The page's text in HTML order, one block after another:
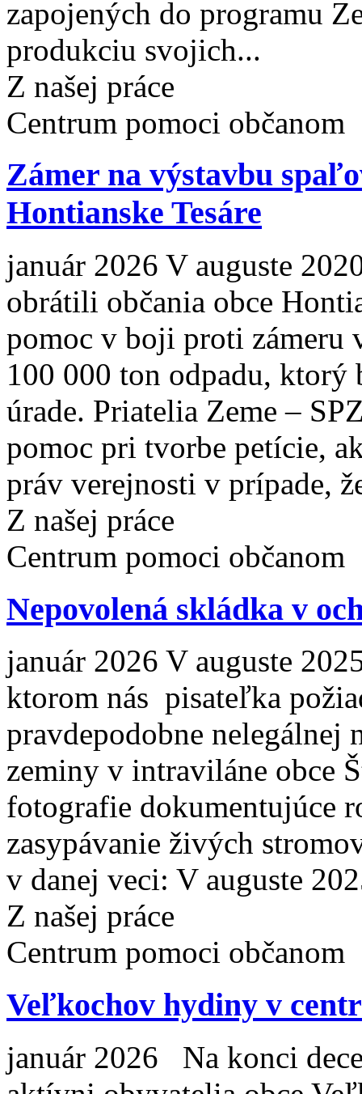
zapojených do programu
produkciu svojich...
Z našej práce
Centrum pomoci občanom
Zámer na výstavbu
Hontianske Tesáre
január 2026 V auguste
obrátili občania obce
pomoc v boji proti zámeru
100 000 ton odpadu, ktorý
úrade. Priatelia Zeme –
pomoc pri tvorbe petície,
práv verejnosti v prípade,
Z našej práce
Centrum pomoci občanom
Nepovolená skládka v
január 2026 V auguste
ktorom nás pisateľka
pravdepodobne nelegálnej
zeminy v intraviláne obce
fotografie dokumentujúce
zasypávanie živých
v danej veci: V auguste
Z našej práce
Centrum pomoci občanom
Veľkochov hydiny v
január 2026 Na konci